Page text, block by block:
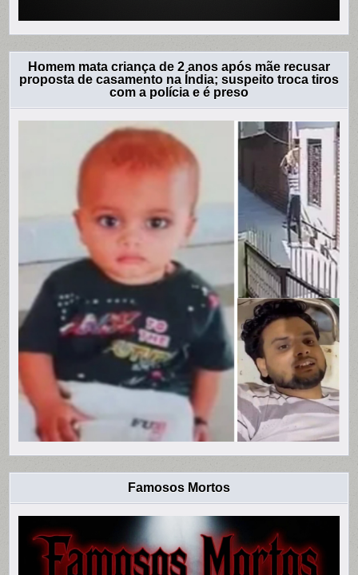
Homem mata criança de 2 anos após mãe recusar
proposta de casamento na Índia; suspeito troca tiros
com a polícia e é preso
Famosos Mortos